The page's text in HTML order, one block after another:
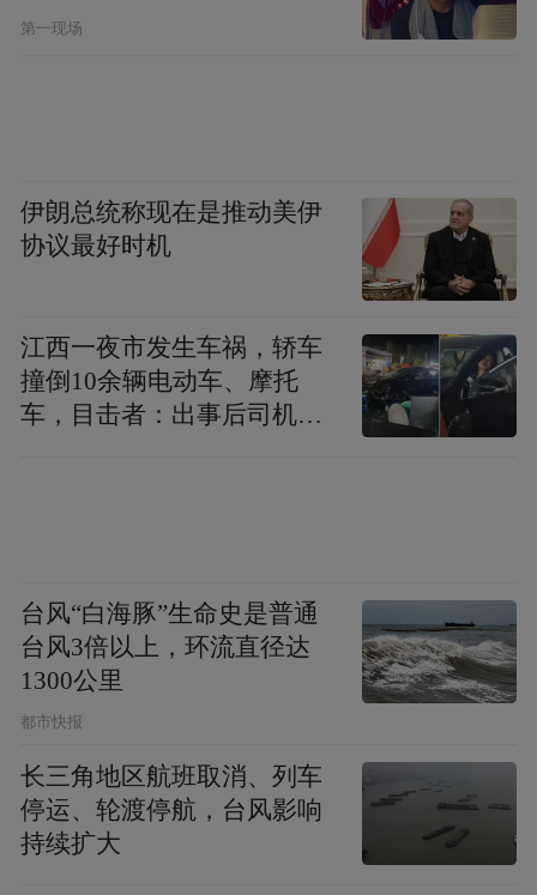
第一现场
伊朗总统称现在是推动美伊
协议最好时机
江西一夜市发生车祸，轿车
撞倒10余辆电动车、摩托
车，目击者：出事后司机一
台风“白海豚”生命史是普通
台风3倍以上，环流直径达
1300公里
都市快报
长三角地区航班取消、列车
停运、轮渡停航，台风影响
持续扩大